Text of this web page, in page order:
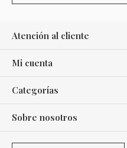
Atención al cliente
Mi cuenta
Categorías
Sobre nosotros